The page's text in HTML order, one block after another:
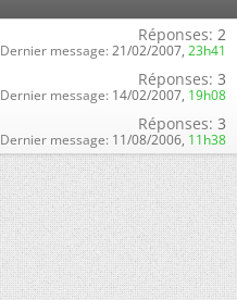
Réponses: 2
Dernier message: 21/02/2007, 23h41
Réponses: 3
Dernier message: 14/02/2007, 19h08
Réponses: 3
Dernier message: 11/08/2006, 11h38